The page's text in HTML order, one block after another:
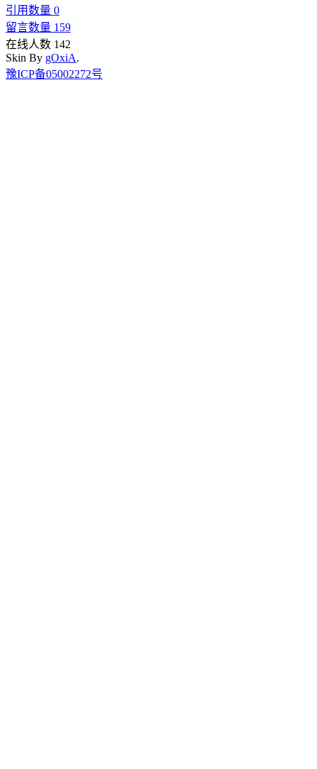
引用数量 0
留言数量 159
在线人数 142
Skin By gOxiA.
豫ICP备05002272号